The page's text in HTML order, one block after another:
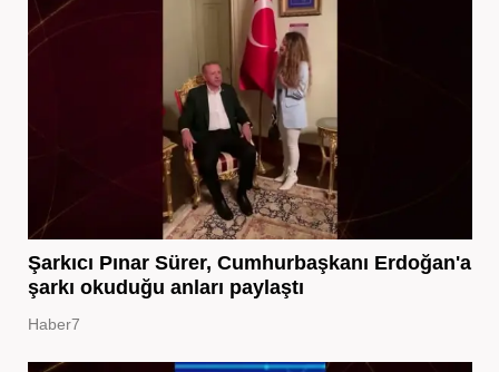
Şarkıcı Pınar Sürer, Cumhurbaşkanı Erdoğan'a
şarkı okuduğu anları paylaştı
Haber7